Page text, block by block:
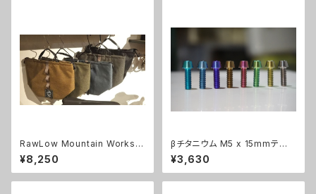
RawLow Mountain Works
（ロウロウマウンテンワークス）
TABITIBI(タビチビ）トート
¥8,250
βチタニウム M5 x 15mmテー
パーボルト "2本セット"
¥3,630